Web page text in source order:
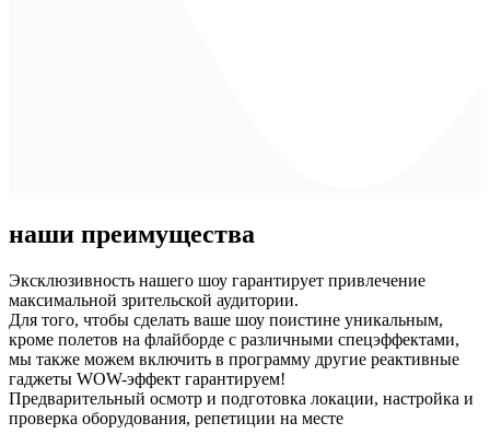
наши преимущества
Эксклюзивность нашего шоу гарантирует привлечение
максимальной зрительской аудитории.
Для того, чтобы сделать ваше шоу поистине уникальным,
кроме полетов на флайборде с различными спецэффектами,
мы также можем включить в программу другие реактивные
гаджеты WOW-эффект гарантируем!
Предварительный осмотр и подготовка локации, настройка и
проверка оборудования, репетиции на месте